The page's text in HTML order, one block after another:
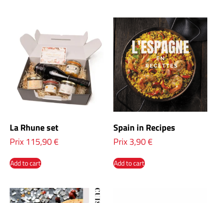
La Rhune set
Prix 115,90€
Add to cart
Spain in Recipes
Prix3,90€
Add to cart